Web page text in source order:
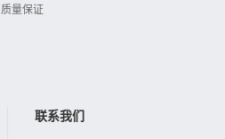
质量保证
联系我们